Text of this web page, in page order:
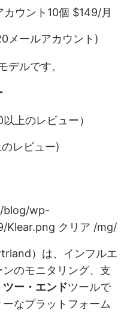
カウント10個 $149/月
メールアカウント)
デルです。
上のレビュー）
レビュー)
blog/wp-
Klear.png クリア /mg/
）は、インフルエ
のモニタリング、支
ツー・エンドツールで
なプラットフォーム